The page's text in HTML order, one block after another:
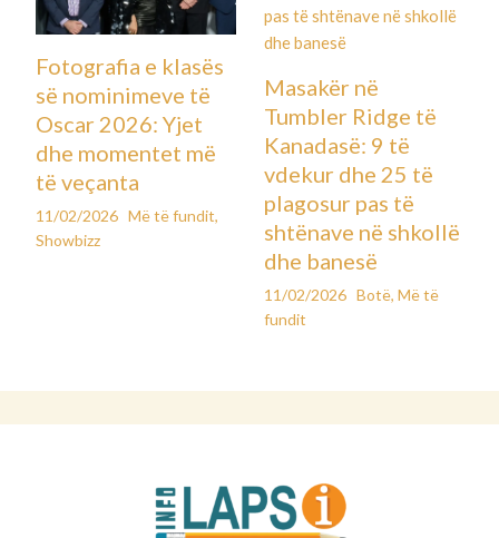
Fotografia e klasës
së nominimeve të
Oscar 2026: Yjet
dhe momentet më
të veçanta
11/02/2026 Më të fundit,
Showbizz
Masakër në
Tumbler Ridge të
Kanadasë: 9 të
vdekur dhe 25 të
plagosur pas të
shtënave në shkollë
dhe banesë
11/02/2026 Botë, Më të
fundit